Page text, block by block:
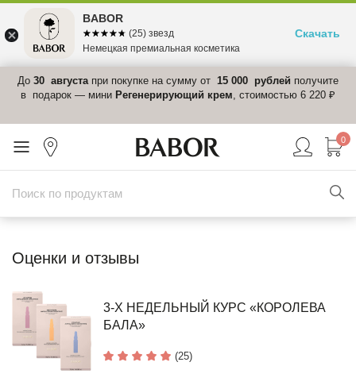
До 30 августапри покупке на сумму от 15 000 рублей получите
в подарок — мини Регенерирующий крем, стоимостью 6 220 ₽
0
Оценки и отзывы
3-Х НЕДЕЛЬНЫЙ КУРС «КОРОЛЕВА
БАЛА»
(25)
BABOR
☆☆☆☆☆
★★★★★ (25) звезд
Немецкая премиальная косметика
Скачать